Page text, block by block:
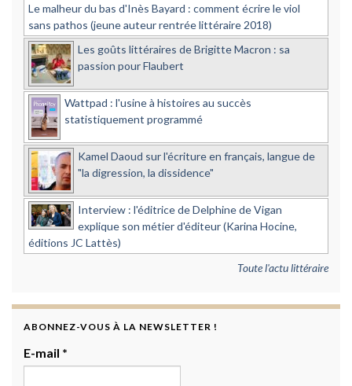
Le malheur du bas d'Inès Bayard : comment écrire le viol
sans pathos (jeune auteur rentrée littéraire 2018)
Les goûts littéraires de Brigitte Macron : sa
passion pour Flaubert
Wattpad : l'usine à histoires au succès
statistiquement programmé
Kamel Daoud sur l'écriture en français, langue de
"la digression, la dissidence"
Interview : l'éditrice de Delphine de Vigan
explique son métier d'éditeur (Karina Hocine,
éditions JC Lattès)
Toute l'actu littéraire
ABONNEZ-VOUS À LA NEWSLETTER !
E-mail *